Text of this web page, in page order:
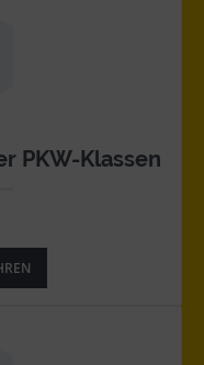
PKW-Klassen